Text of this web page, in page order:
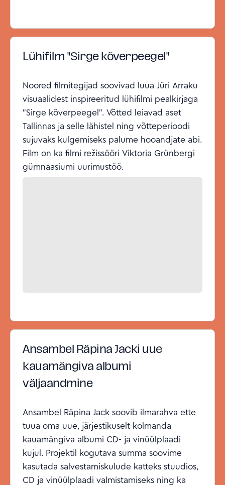
Lühifilm "Sirge kõverpeegel"
Noored filmitegijad soovivad luua Jüri Arraku
visuaalidest inspireeritud lühifilmi pealkirjaga
"Sirge kõverpeegel". Võtted leiavad aset
Tallinnas ja selle lähistel ning võtteperioodi
sujuvaks kulgemiseks palume hooandjate abi.
Film on ka filmi režissööri Viktoria Grünbergi
gümnaasiumi uurimustöö.
Ansambel Räpina Jacki uue
kauamängiva albumi
väljaandmine
Ansambel Räpina Jack soovib ilmarahva ette
tuua oma uue, järjestikuselt kolmanda
kauamängiva albumi CD- ja vinüülplaadi
kujul. Projektil kogutava summa soovime
kasutada salvestamiskulude katteks stuudios,
CD ja vinüülplaadi valmistamiseks ning ka